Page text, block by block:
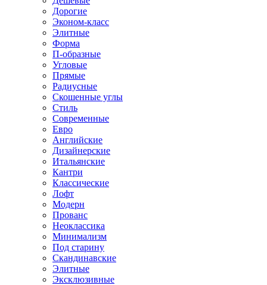
Дорогие
Эконом-класс
Элитные
Форма
П-образные
Угловые
Прямые
Радиусные
Скошенные углы
Стиль
Современные
Евро
Английские
Дизайнерские
Итальянские
Кантри
Классические
Лофт
Модерн
Прованс
Неоклассика
Минимализм
Под старину
Скандинавские
Элитные
Эксклюзивные